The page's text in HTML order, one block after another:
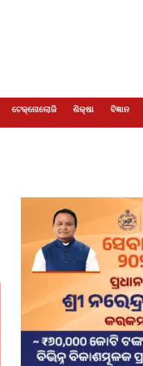
ଟେକ୍ନୋଲୋଜି ଶିକ୍ଷା ବିଜ୍ଞାନ